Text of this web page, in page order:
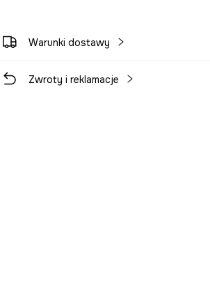
Warunki dostawy
Zwroty i reklamacje